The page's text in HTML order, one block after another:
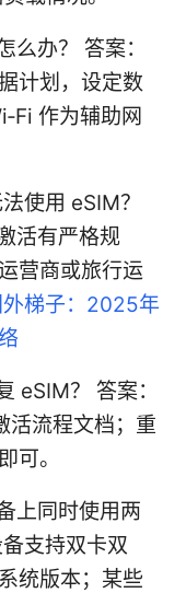
么办？ 答案：
计划，设定数
作为辅助网
使用 eSIM？
活有严格规
营商或旅行运
梯子：2025年
eSIM？ 答案：
活流程文档；重
可。
上同时使用两
支持双卡双
统版本；某些